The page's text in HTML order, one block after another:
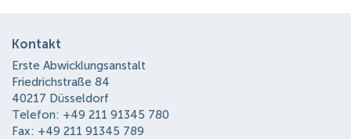
Kontakt
Erste Abwicklungsanstalt
Friedrichstraße 84
40217 Düsseldorf
Telefon: +49 211 91345 780
Fax: +49 211 91345 789